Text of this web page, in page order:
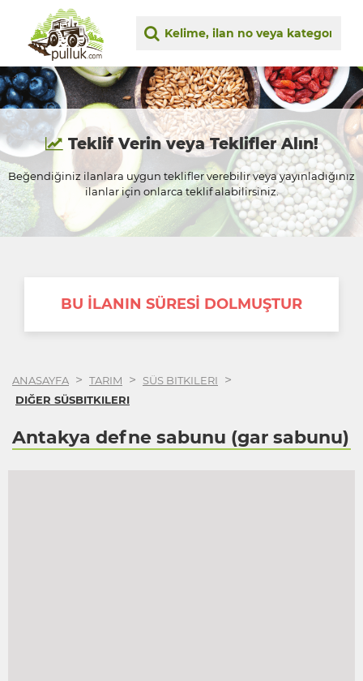
Teklif Verin veya Teklifler Alın!
Beğendiğiniz ilanlara uygun teklifler verebilir veya yayınladığınız
ilanlar için onlarca teklif alabilirsiniz.
BU İLANIN SÜRESİ DOLMUŞTUR
ANASAYFA > TARIM > SÜS BITKILERI >
DIĞER SÜSBITKILERI
Antakya defne sabunu (gar sabunu)